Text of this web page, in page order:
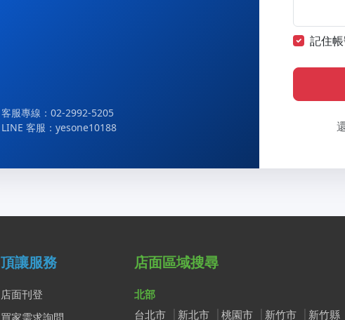
客服專線：02-2992-5205
LINE 客服：yesone10188
記住
頂讓服務
店面刊登
買家需求詢問
店面區域搜尋
北部
台北市
新北市 桃園市 新竹市 新竹縣